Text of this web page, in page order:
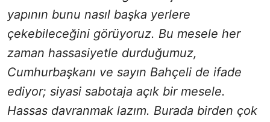
yapının bunu nasıl başka yerlere
çekebileceğini görüyoruz. Bu mesele her
zaman hassasiyetle durduğumuz,
Cumhurbaşkanı ve sayın Bahçeli de ifade
ediyor; siyasi sabotaja açık bir mesele.
Hassas davranmak lazım. Burada birden çok